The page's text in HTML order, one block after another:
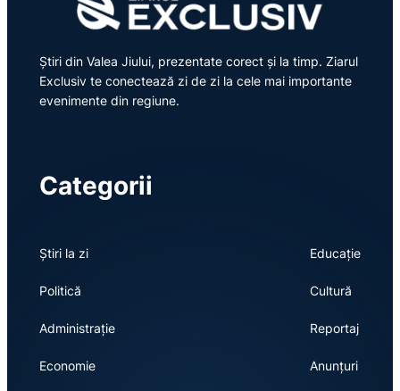
Știri din Valea Jiului, prezentate corect și la timp. Ziarul
Exclusiv te conectează zi de zi la cele mai importante
evenimente din regiune.
Categorii
Știri la zi
Politică
Administrație
Economie
Educație
Cultură
Reportaj
Anunțuri